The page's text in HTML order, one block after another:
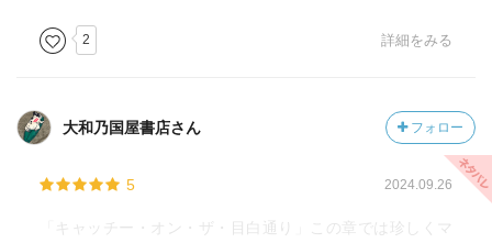
2 詳細をみる
大和乃国屋書店さん フォロー
5 2024.09.26
「キャッチー・オン・ザ・目白通り」この章では珍しくマ